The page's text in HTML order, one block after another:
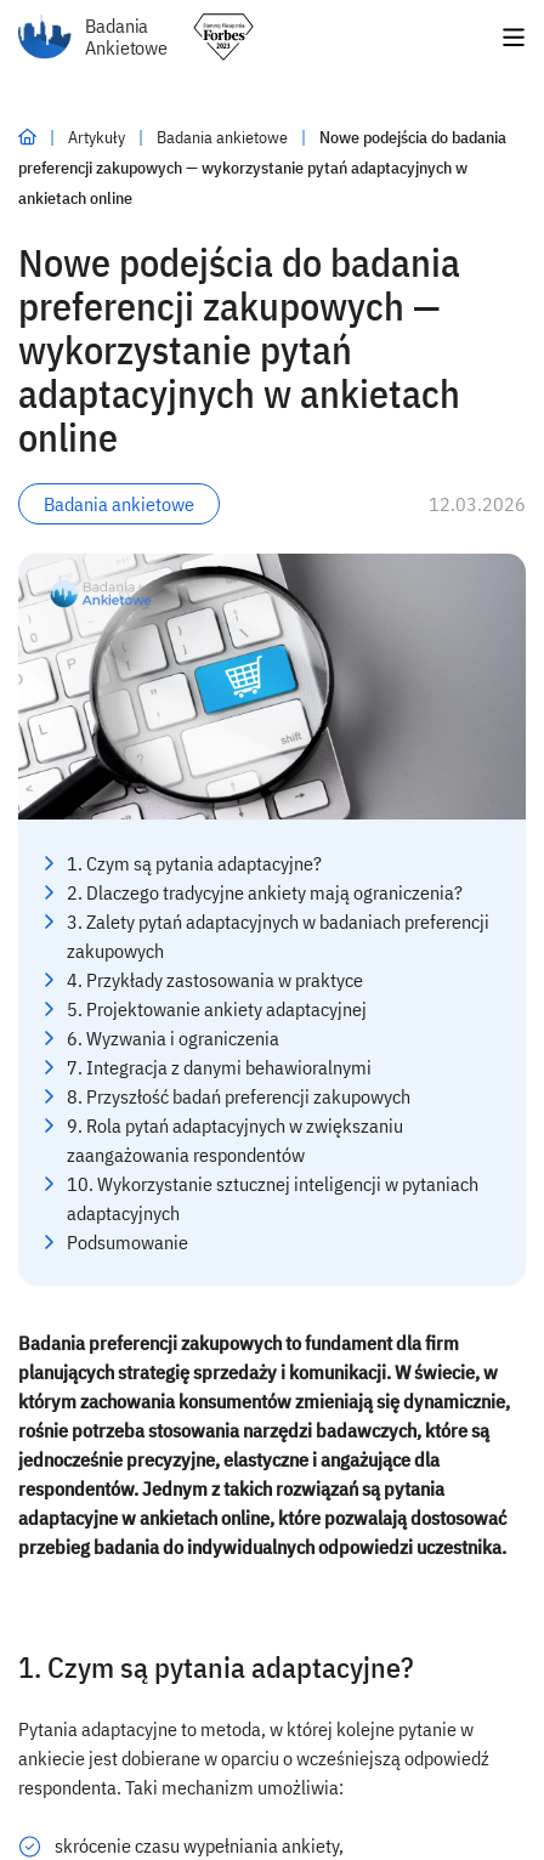
Badania
Ankietowe
| Artykuły | Badania ankietowe |
Nowe podejścia do badania
preferencji zakupowych — wykorzystanie pytań adaptacyjnych w
ankietach online
Nowe podejścia do badania
preferencji zakupowych —
wykorzystanie pytań
adaptacyjnych w ankietach
online
Badania ankietowe 12.03.2026
1. Czym są pytania adaptacyjne?
2. Dlaczego tradycyjne ankiety mają ograniczenia?
3. Zalety pytań adaptacyjnych w badaniach preferencji
zakupowych
4. Przykłady zastosowania w praktyce
5. Projektowanie ankiety adaptacyjnej
6. Wyzwania i ograniczenia
7. Integracja z danymi behawioralnymi
8. Przyszłość badań preferencji zakupowych
9. Rola pytań adaptacyjnych w zwiększaniu
zaangażowania respondentów
10. Wykorzystanie sztucznej inteligencji w pytaniach
adaptacyjnych
Podsumowanie
Badania preferencji zakupowych to fundament dla firm
planujących strategię sprzedaży i komunikacji. W świecie, w
którym zachowania konsumentów zmieniają się dynamicznie,
rośnie potrzeba stosowania narzędzi badawczych, które są
jednocześnie precyzyjne, elastyczne i angażujące dla
respondentów. Jednym z takich rozwiązań są pytania
adaptacyjne w ankietach online, które pozwalają dostosować
przebieg badania do indywidualnych odpowiedzi uczestnika.
1. Czym są pytania adaptacyjne?
Pytania adaptacyjne to metoda, w której kolejne pytanie w
ankiecie jest dobierane w oparciu o wcześniejszą odpowiedź
respondenta. Taki mechanizm umożliwia:
skrócenie czasu wypełniania ankiety,